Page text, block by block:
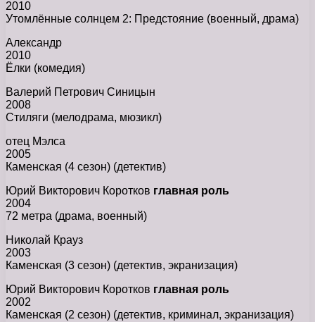
2010
Утомлённые солнцем 2: Предстояние (военный, драма)
Александр
2010
Ёлки (комедия)
Валерий Петрович Синицын
2008
Стиляги (мелодрама, мюзикл)
отец Мэлса
2005
Каменская (4 сезон) (детектив)
Юрий Викторович Коротков главная роль
2004
72 метра (драма, военный)
Николай Крауз
2003
Каменская (3 сезон) (детектив, экранизация)
Юрий Викторович Коротков главная роль
2002
Каменская (2 сезон) (детектив, криминал, экранизация)